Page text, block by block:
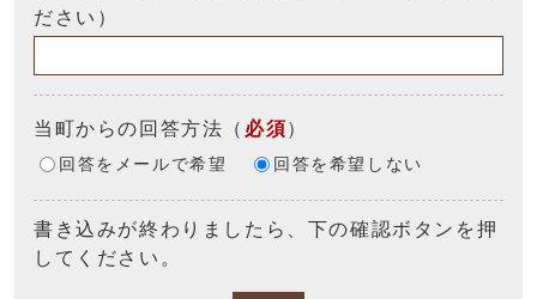
ださい）
当町からの回答方法 （ 必須）
回答をメールで希望 回答を希望しない
書き込みが終わりましたら、下の確認ボタンを押
してください。